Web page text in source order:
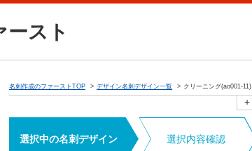
ースト
名刺作成のファーストTOP デザイン名刺デザイン一覧 クリーニング(ao001-11)
+
選択中の名刺デザイン 選択内容確認